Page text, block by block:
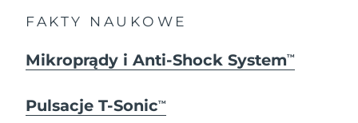
FAKTY NAUKOWE
Mikroprądy i Anti-Shock SystemTM
Pulsacje T-SonicTM
Indonezja
Irlandia
Oczekiwany czas dostawy
Wyspa Man